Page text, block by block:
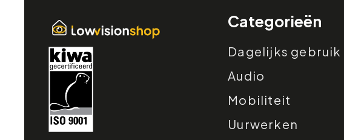
Categorieën
Dagelijks gebruik
Audio
Mobiliteit
Uurwerken